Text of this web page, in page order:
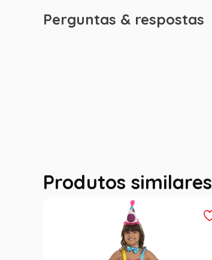
Perguntas & respostas
Produtos similares